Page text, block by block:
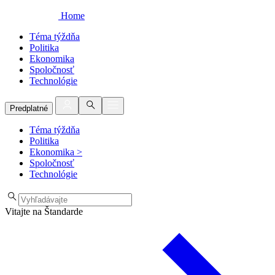
Home
Téma týždňa
Politika
Ekonomika
Spoločnosť
Technológie
Predplatné
Téma týždňa
Politika
Ekonomika >
Spoločnosť
Technológie
Vitajte na Štandarde